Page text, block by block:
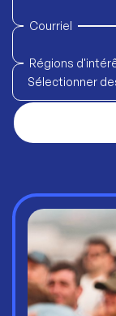
Courriel
Régions
Sélectionner